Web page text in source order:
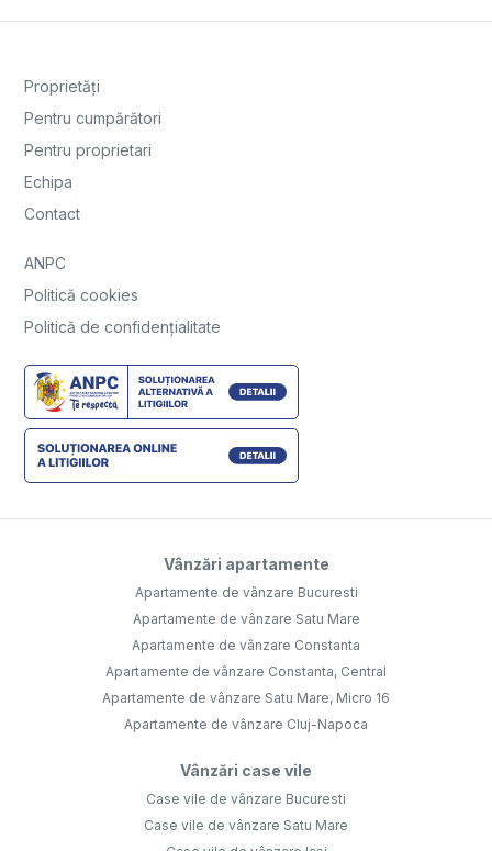
Proprietăți
Pentru cumpărători
Pentru proprietari
Echipa
Contact
ANPC
Politică cookies
Politică de confidențialitate
Vânzări apartamente
Apartamente de vânzare Bucuresti
Apartamente de vânzare Satu Mare
Apartamente de vânzare Constanta
Apartamente de vânzare Constanta, Central
Apartamente de vânzare Satu Mare, Micro 16
Apartamente de vânzare Cluj-Napoca
Vânzări case vile
Case vile de vânzare Bucuresti
Case vile de vânzare Satu Mare